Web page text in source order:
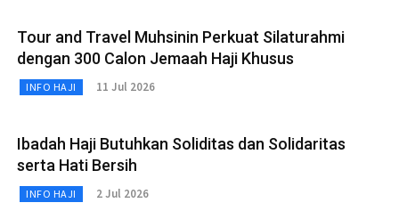
Tour and Travel Muhsinin Perkuat Silaturahmi
dengan 300 Calon Jemaah Haji Khusus
INFO HAJI 11 Jul 2026
Ibadah Haji Butuhkan Soliditas dan Solidaritas
serta Hati Bersih
INFO HAJI 2 Jul 2026